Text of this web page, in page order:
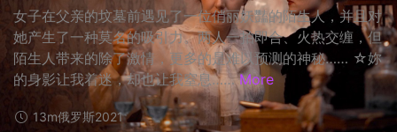
女子在父亲的坟墓前遇见了一位俏丽妖豔的陌生人，并且对
她产生了一种莫名的吸引力。两人一拍即合、火热交缠，但
陌生人带来的除了激情，更多的是难以预测的神秘…… ☆妳
的身影让我着迷，却也让我窒息…… More
13m俄罗斯2021